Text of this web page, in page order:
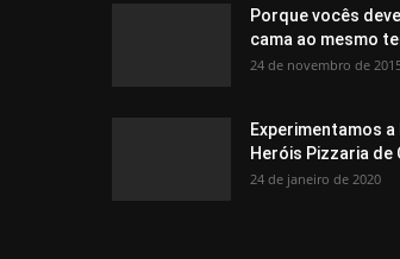
Porque vocês
cama ao mesmo
24 de novembro de
Experimentamos a
Heróis Pizzaria de
24 de janeiro de 2020